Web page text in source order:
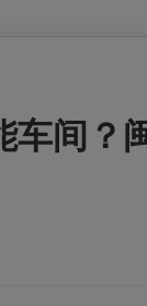
间？